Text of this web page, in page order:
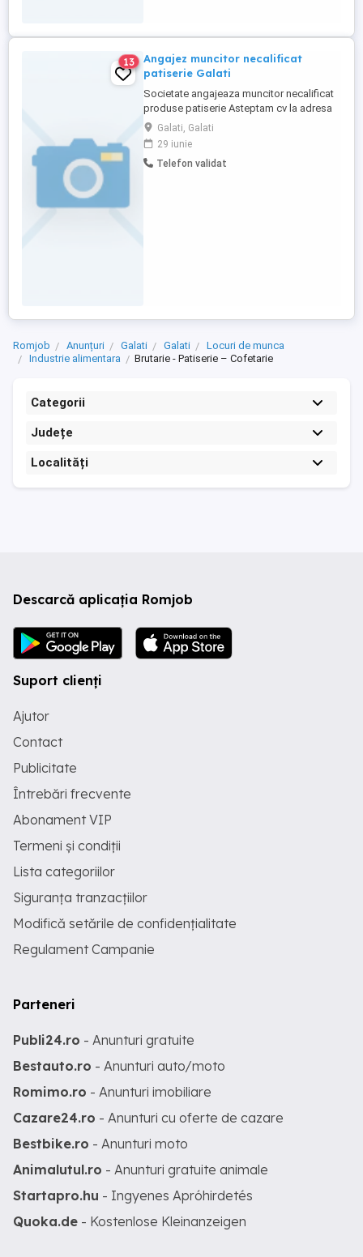
13
Angajez muncitor necalificat
patiserie Galati
Societate angajeaza muncitor necalificat
produse patiserie Asteptam cv la adresa
de e-mail : Relatii la numarul de telefon :
Galati, Galati
29 iunie
Telefon validat
Romjob Anunțuri Galati Galati
Locuri de munca
Industrie alimentara
Brutarie - Patiserie – Cofetarie
Categorii
Județe
Localități
Descarcă aplicația Romjob
Suport clienți
Ajutor
Contact
Publicitate
Întrebări frecvente
Abonament VIP
Termeni și condiții
Lista categoriilor
Siguranța tranzacțiilor
Modifică setările de confidențialitate
Regulament Campanie
Parteneri
Publi24.ro - Anunturi gratuite
Bestauto.ro - Anunturi auto/moto
Romimo.ro - Anunturi imobiliare
Cazare24.ro - Anunturi cu oferte de cazare
Bestbike.ro - Anunturi moto
Animalutul.ro - Anunturi gratuite animale
Startapro.hu - Ingyenes Apróhirdetés
Quoka.de - Kostenlose Kleinanzeigen